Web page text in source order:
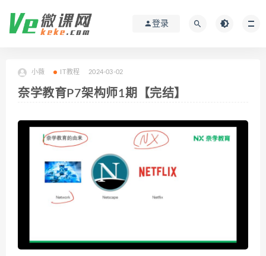
登录
小薇 IT教程 2024-03-02
奈学教育P7架构师1期【完结】